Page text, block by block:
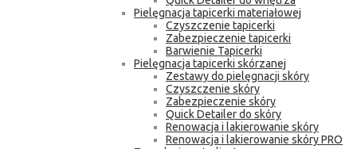
Pielęgnacja tapicerki materiałowej
Czyszczenie tapicerki
Zabezpieczenie tapicerki
Barwienie Tapicerki
Pielęgnacja tapicerki skórzanej
Zestawy do pielęgnacji skóry
Czyszczenie skóry
Zabezpieczenie skóry
Quick Detailer do skóry
Renowacja i lakierowanie skóry
Renowacja i lakierowanie skóry PRO